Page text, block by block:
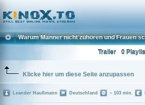
Home
Warum Männer nicht zuhören und Frauen
0
Trailer
Klicke hier um diese Seite anzupassen
Leander Haußmann Deutschland ~ 103 min.